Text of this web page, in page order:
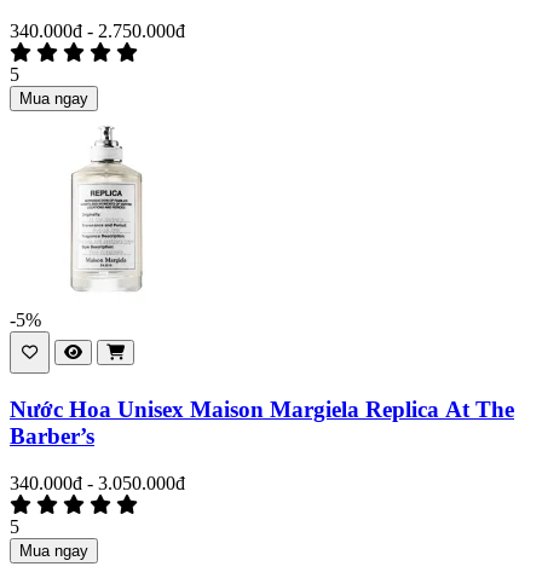
340.000đ - 2.750.000đ
5
Mua ngay
-5%
Nước Hoa Unisex Maison Margiela Replica At The
Barber’s
340.000đ - 3.050.000đ
5
Mua ngay